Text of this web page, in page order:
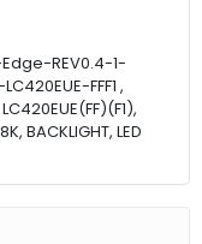
REV0.4-1-
FFF1 ,
BACKLIGHT, LED